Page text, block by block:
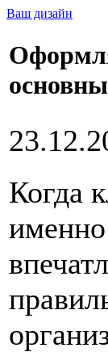
Ваш дизайн
Когда